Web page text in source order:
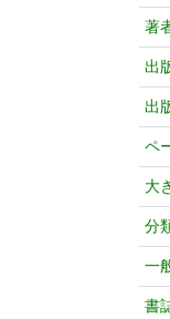
著
出
出
ペ
大
分
一
書